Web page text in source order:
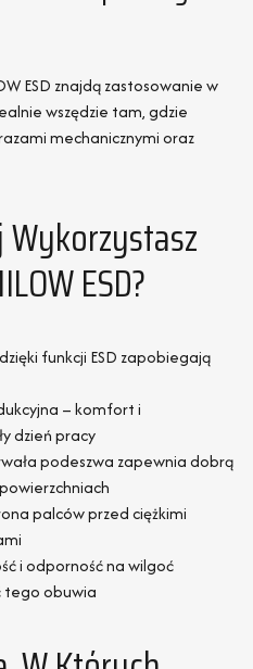
ESD znajdą zastosowanie w
wszędzie tam, gdzie
mechanicznymi oraz
Wykorzystasz
ESD?
funkcji ESD zapobiegają
– komfort i
dzień pracy
podeszwa zapewnia dobrą
palców przed ciężkimi
i odporność na wilgoć
tego obuwia